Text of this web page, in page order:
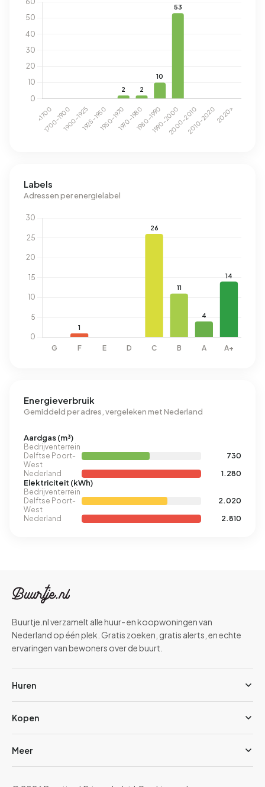
Labels
Adressen per energielabel
Energieverbruik
Gemiddeld per adres, vergeleken met Nederland
Aardgas (m³)
Bedrijventerrein
Delftse Poort-
West
730
Nederland
1.280
Elektriciteit (kWh)
Bedrijventerrein
Delftse Poort-
West
2.020
Nederland
2.810
Buurtje.nl verzamelt alle huur- en koopwoningen van
Nederland op één plek. Gratis zoeken, gratis alerts, en echte
ervaringen van bewoners over de buurt.
Huren
Kopen
Meer